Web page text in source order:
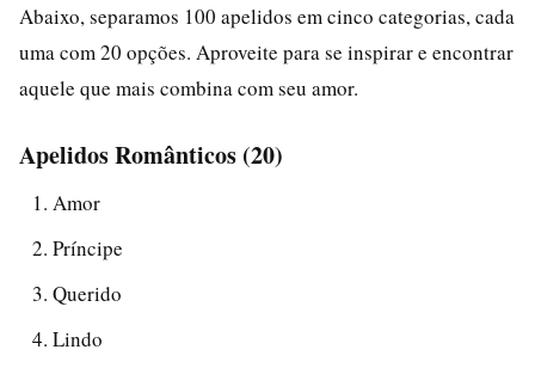
Abaixo, separamos 100 apelidos em cinco categorias, cada
uma com 20 opções. Aproveite para se inspirar e encontrar
aquele que mais combina com seu amor.
Apelidos Românticos (20)
Amor
Príncipe
Querido
Lindo